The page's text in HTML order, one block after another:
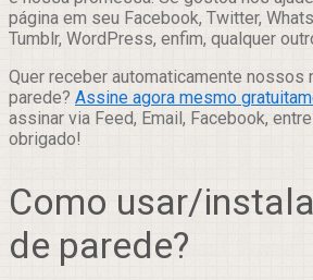
página em seu Facebook, Twitter,
Tumblr, WordPress, enfim, qualquer
Quer receber automaticamente nossos
parede? Assine agora mesmo
assinar via Feed, Email, Facebook,
obrigado!
Como usar/
de parede?